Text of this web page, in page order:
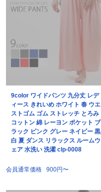
9color ワイドパンツ 九分丈 レデ
ィース きれいめ ホワイト 春 ウエ
ストゴム ゴム ストレッチ とろみ
コットン 綿 レーヨン ポケット ブ
ラック ピンク グレー ネイビー 黒
白 夏 ダンス リラックス ルームウ
ェア 水洗い 洗濯 clp-0008
会員通常価格 900円〜